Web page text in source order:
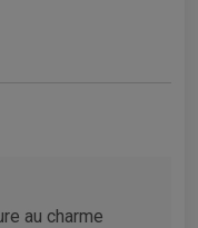
au charme